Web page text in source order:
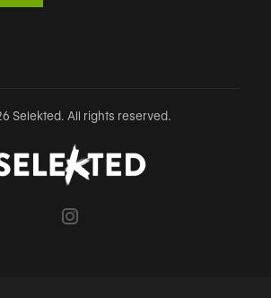
Selekted. All rights reserved.